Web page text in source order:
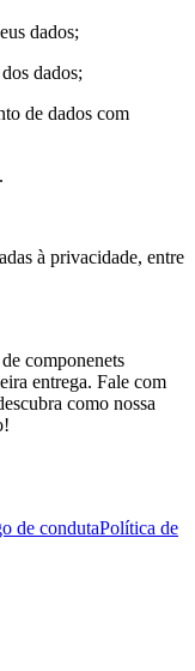
dados;
dados;
de dados com
à privacidade, entre
componenets
entrega. Fale com
como nossa
de condutaPolítica de